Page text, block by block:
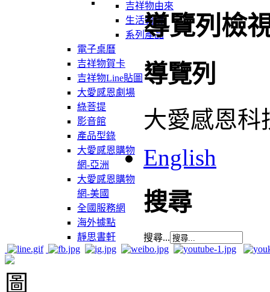
吉祥物由來
生活軌跡
系列產品
電子桌曆
吉祥物賀卡
吉祥物Line貼圖
大愛感恩劇場
綠菩提
影音館
產品型錄
大愛感恩購物
網-亞洲
大愛感恩購物
網-美國
全國服務網
海外據點
靜思書軒
導覽列檢
導覽列
大愛感恩科
English
搜尋
搜尋...